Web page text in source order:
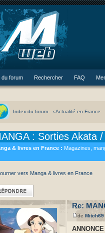
du forum Rechercher FAQ
Index du forum ‹ Actualité en France
: Sorties Akata
& livres en France : Magazines,
vers Manga & livres en France
Re:
de Mitch69